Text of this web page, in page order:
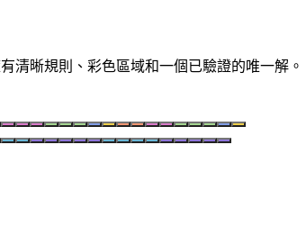
清晰規則、彩色區域和一個已驗證的唯一解。